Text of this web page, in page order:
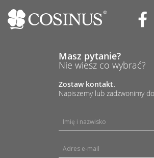
Masz pytanie?
Nie wiesz co wybrać?
Zostaw kontakt.
Napiszemy lub zadzwonimy